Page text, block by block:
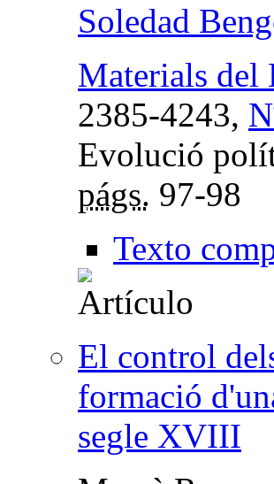
Soledad
Materials del
2385-4243,
Evolució
págs. 97-98
Texto
El control
formació
segle XVIII